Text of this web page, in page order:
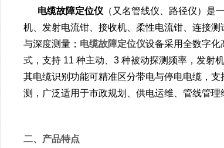
电缆故障定位仪 （又名管线仪、路径仪）是
机、发射电流钳、接收机、柔性电流钳、连接
与深度测量； 电缆故障定位仪设备采用全数字化
式，支持 11 种主动、3 种被动探测频率，发射
其电缆识别功能可精准区分带电与停电电缆，
测，广泛适用于市政规划、供电运维、管线管
二、产品特点